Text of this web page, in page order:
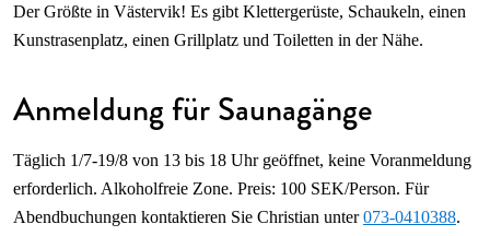
Der Größte in Västervik! Es gibt Klettergerüste, Schaukeln, einen
Kunstrasenplatz, einen Grillplatz und Toiletten in der Nähe.
Anmeldung für Saunagänge
Täglich 1/7-19/8 von 13 bis 18 Uhr geöffnet, keine Voranmeldung
erforderlich. Alkoholfreie Zone. Preis: 100 SEK/Person. Für
Abendbuchungen kontaktieren Sie Christian unter073-0410388.